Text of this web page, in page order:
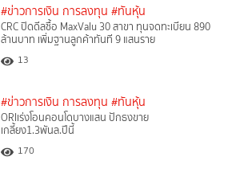
#ข่าวการเงิน การลงทุน #ทันหุ้น
CRC ปิดดีลซื้อ MaxValu 30 สาขา ทุนจดทะเบียน 890
ล้านบาท เพิ่มฐานลูกค้าทันที 9 แสนราย
13
#ข่าวการเงิน การลงทุน #ทันหุ้น
ORIเร่งโอนคอนโดบางแสน ปักธงขาย
เกลี้ยง1.3พันล.ปีนี้
170